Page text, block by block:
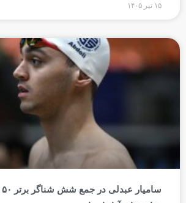
۱۵ تیر ۱۴۰۵